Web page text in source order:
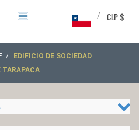
CLP $
/
EDIFICIO DE SOCIEDAD
TARAPACA